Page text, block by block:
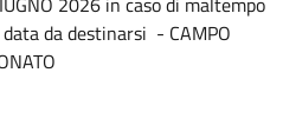
da destinarsi - CAMPO